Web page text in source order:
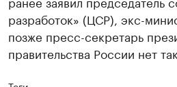
разработок» (ЦСР), экс-
позже пресс-секретарь
правительства России нет